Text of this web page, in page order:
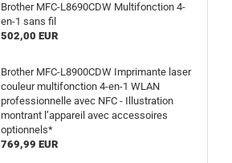
Brother MFC-L8690CDW Multifonction 4-
en-1 sans fil
502,00 EUR
Brother MFC-L8900CDW Imprimante laser
couleur multifonction 4-en-1 WLAN
professionnelle avec NFC - Illustration
montrant l’appareil avec accessoires
optionnels*
769,99 EUR